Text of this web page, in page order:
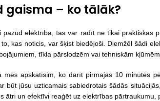
gaisma – ko tālāk?
pazūd elektrība, tas var radīt ne tikai praktiskas
kas noticis, var šķist biedējoši. Diemžēl šādi
tīkla pārslodzēm vai tehniskām kļūmēm.
mēs apskatīsim, ko darīt pirmajās 10 minūtēs
būt jūsu uzticamais sabiedrotais šādās
ātri un efektīvi reaģēt uz elektrības